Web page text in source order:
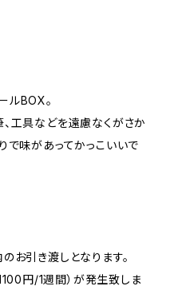
ルBOX。
工具などを遠慮なくがさか
で味があってかっこいいで
お引き渡しとなります。
円/1週間）が発生致しま